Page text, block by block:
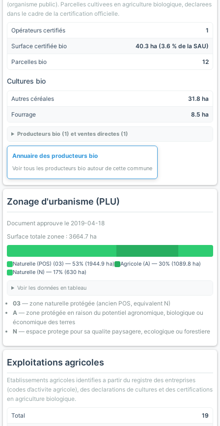
(organisme public). Parcelles cultivees en agriculture biologique, declarees
dans le cadre de la certification officielle.
Opérateurs certifiés 1
Surface certifiée bio 40.3 ha (3.6 % de la SAU)
Parcelles bio 12
Cultures bio
Autres céréales 31.8 ha
Fourrage 8.5 ha
Producteurs bio (1) et ventes directes (1)
Annuaire des producteurs bio
Voir tous les producteurs bio autour de cette commune
Zonage d'urbanisme (PLU)
Document approuve le 2019-04-18
Surface totale zonee : 3664.7 ha
Naturelle (POS) (03) — 53% (1944.9 ha)
Agricole (A) — 30% (1089.8 ha)
Naturelle (N) — 17% (630 ha)
Voir les données en tableau
03 — zone naturelle protégée (ancien POS, equivalent N)
A — zone protégée en raison du potentiel agronomique, biologique ou
économique des terres
N — espace protege pour sa qualite paysagere, ecologique ou forestiere
Exploitations agricoles
Etablissements agricoles identifies a partir du registre des entreprises
(codes d’activite agricole), des declarations de cultures et des certifications
en agriculture biologique.
Total 19